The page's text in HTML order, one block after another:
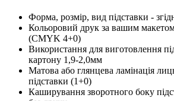
Форма, розмір, вид підставки -
Кольоровий друк за вашим макетом
(CMYK 4+0)
Використання для виготовлення
картону 1,9-2,0мм
Матова або глянцева ламінація
підставки (1+0)
Каширування зворотного боку